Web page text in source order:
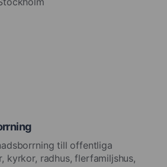
till offentliga
kyrkor, radhus, flerfamiljshus,